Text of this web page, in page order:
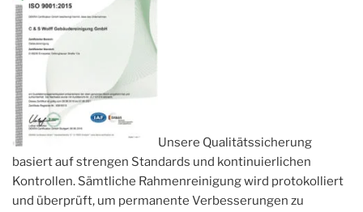
Unsere Qualitätssicherung
basiert auf strengen Standards und kontinuierlichen
Kontrollen. Sämtliche Rahmenreinigung wird protokolliert
und überprüft, um permanente Verbesserungen zu